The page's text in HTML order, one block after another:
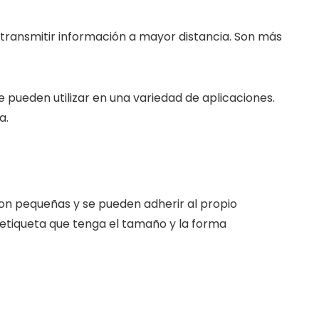
información a mayor distancia. Son más
utilizar en una variedad de aplicaciones.
pequeñas y se pueden adherir al propio
que tenga el tamaño y la forma